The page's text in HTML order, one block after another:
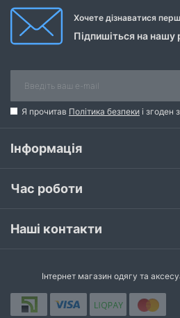
Хочете дізнаватися
Підпишіться на нашу
Я прочитав Політика безпеки і згоден
Інформація
Час роботи
Наші контакти
Інтернет магазин одягу та